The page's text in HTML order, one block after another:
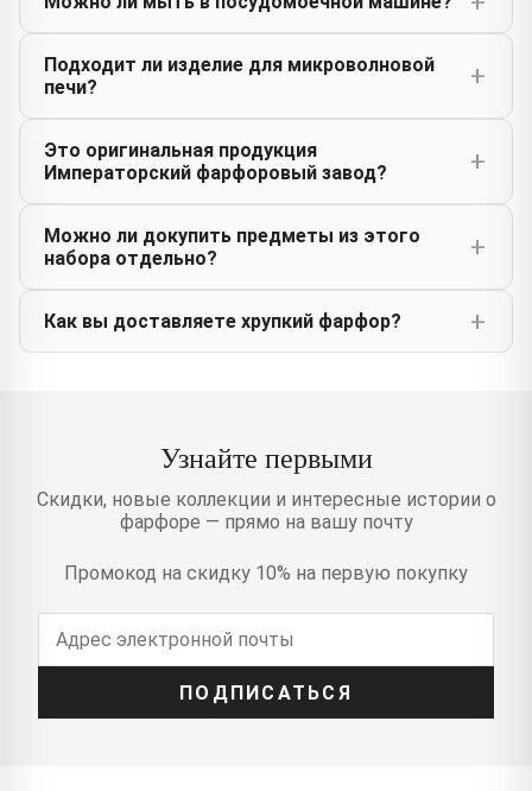
Подходит ли изделие для микроволновой
печи?
Это оригинальная продукция
Императорский фарфоровый завод?
Можно ли докупить предметы из этого
набора отдельно?
Как вы доставляете хрупкий фарфор?
Узнайте первыми
Скидки, новые коллекции и интересные истории о
фарфоре — прямо на вашу почту
Промокод на скидку 10% на первую покупку
ПОДПИСАТЬСЯ